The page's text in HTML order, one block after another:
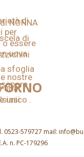
NONNA
di
uova
sfoglia
0523-579727 mail:
n. PC-179296
di
per
o essere
nostre
una
unico .